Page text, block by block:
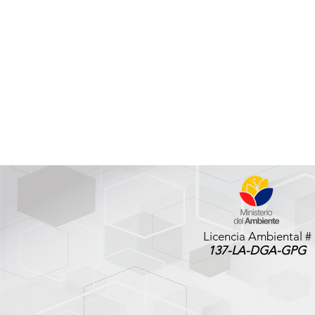
Licencia Ambiental #
137-LA-DGA-GPG